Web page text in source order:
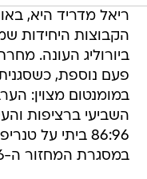
ריאל מדריד היא,
הקבוצות היחידות
ביורוליג העונה.
פעם נוספת,
במומנטום מצוין:
86:96 ביתי על
במסגרת המחזור ה-16 בספרד.